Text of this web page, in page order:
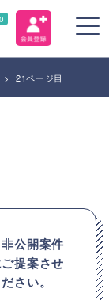
0
> 21ページ目
公開案件
提案させ
さい。